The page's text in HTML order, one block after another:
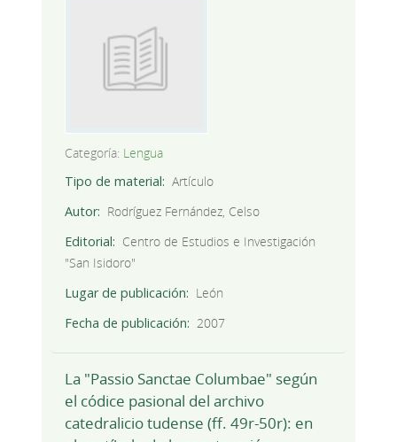
Categoría: Lengua
Tipo de material
Artículo
Autor
Rodríguez Fernández, Celso
Editorial
Centro de Estudios e Investigación
"San Isidoro"
Lugar de publicación
León
Fecha de publicación
2007
La "Passio Sanctae Columbae" según
el códice pasional del archivo
catedralicio tudense (ff. 49r-50r): en